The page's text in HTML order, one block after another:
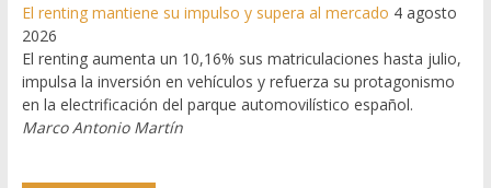
El renting mantiene su impulso y supera al mercado 4 agosto
2026
El renting aumenta un 10,16% sus matriculaciones hasta julio,
impulsa la inversión en vehículos y refuerza su protagonismo
en la electrificación del parque automovilístico español.
Marco Antonio Martín